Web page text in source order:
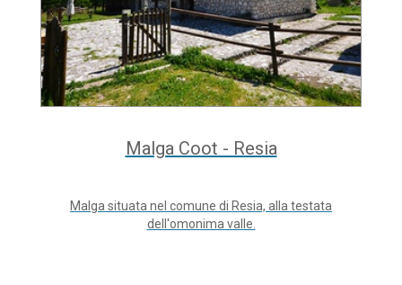
Malga Coot - Resia
Malga situata nel comune di Resia, alla testata
dell'omonima valle.